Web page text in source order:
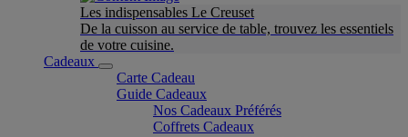
Les indispensables Le Creuset
De la cuisson au service de table, trouvez les essentiels
de votre cuisine.
Cadeaux
Carte Cadeau
Guide Cadeaux
Nos Cadeaux Préférés
Coffrets Cadeaux